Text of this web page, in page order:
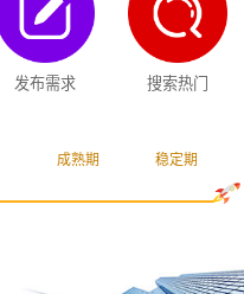
发布需求 搜索热门
成熟期 稳定期